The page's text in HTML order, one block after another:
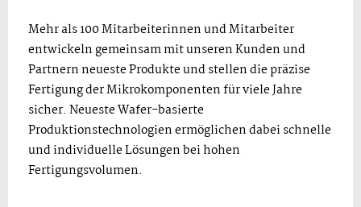
Mehr als 100 Mitarbeiterinnen und Mitarbeiter
entwickeln gemeinsam mit unseren Kunden und
Partnern neueste Produkte und stellen die präzise
Fertigung der Mikrokomponenten für viele Jahre
sicher. Neueste Wafer-basierte
Produktionstechnologien ermöglichen dabei schnelle
und individuelle Lösungen bei hohen
Fertigungsvolumen.